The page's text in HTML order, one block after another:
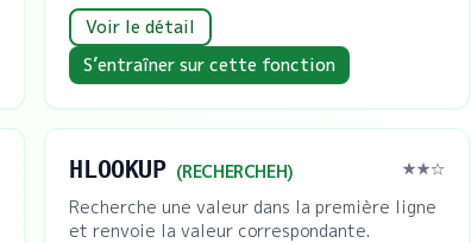
Voir le détail
S’entraîner sur cette fonction
HLOOKUP (RECHERCHEH) ★★☆
Recherche une valeur dans la première ligne
et renvoie la valeur correspondante.